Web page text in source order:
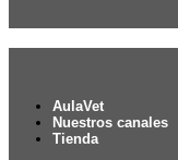
AulaVet
Nuestros canales
Tienda